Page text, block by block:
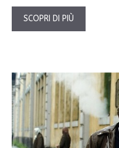
SCOPRI DI PIÙ